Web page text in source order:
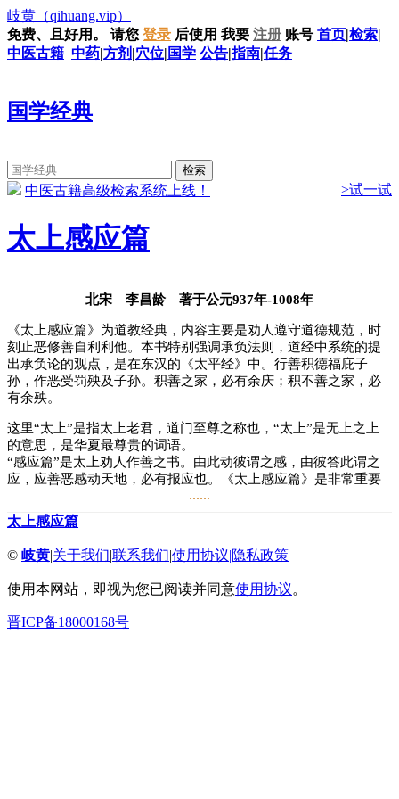
岐黄 （qihuang.vip）
免费、且好用。
请您 登录 后使用 我要 注册 账号 首页|检索|
中医古籍 中药|方剂 |穴位| 国学 公告|指南|任务
国学经典
中医古籍高级检索系统上线！ >试一试
太上感应篇
北宋 李昌龄 著于公元937年-1008年
《太上感应篇》为道教经典，内容主要是劝人遵守道德规范，时
刻止恶修善自利利他。本书特别强调承负法则，道经中系统的提
出承负论的观点，是在东汉的《太平经》中。行善积德福庇子
孙，作恶受罚殃及子孙。积善之家，必有余庆；积不善之家，必
有余殃。
这里“太上”是指太上老君，道门至尊之称也，“太上”是无上之上
的意思，是华夏最尊贵的词语。
“感应篇”是太上劝人作善之书。由此动彼谓之感，由彼答此谓之
应，应善恶感动天地，必有报应也。《太上感应篇》是非常重要
的一篇文章，被誉为“古今第一善书”。上至朝廷，下至民间，刊
印传播者众多，到明清时期达到高峰。旨在劝善，简称《感应
篇》，作者不详，内容融合了较多的传统民族思想，树立了人在
世上的正确形象，许多内容至今仍然具有积极意义。
卷”。
......
太上感应篇
© 岐黄|关于我们|联系我们|使用协议|隐私政策
使用本网站，即视为您已阅读并同意使用协议。
晋ICP备18000168号